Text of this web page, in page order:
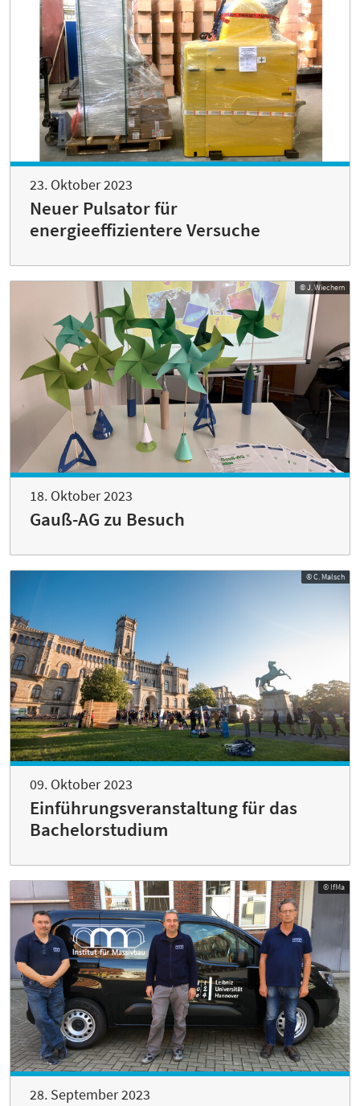
23. Oktober 2023
Neuer Pulsator für
energieeffizientere Versuche
© J. Wiechern
18. Oktober 2023
Gauß-AG zu Besuch
© C. Malsch
09. Oktober 2023
Einführungsveranstaltung für das
Bachelorstudium
© IfMa
28. September 2023